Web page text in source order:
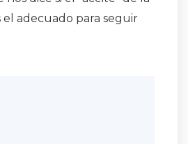
el adecuado para seguir